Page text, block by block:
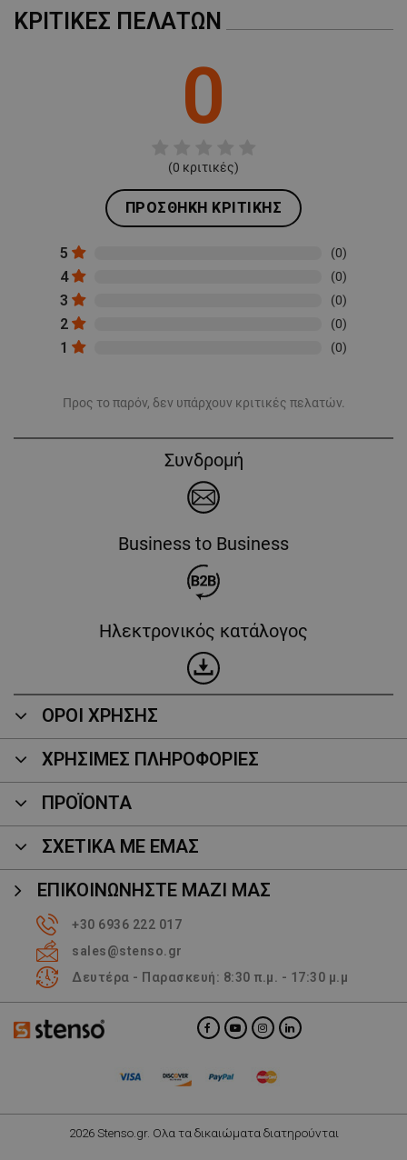
ΚΡΙΤΙΚΈΣ ΠΕΛΑΤΏΝ
0
(0 κριτικές)
ΠΡΟΣΘΉΚΗ ΚΡΙΤΙΚΉΣ
5 (0)
4 (0)
3 (0)
2 (0)
1 (0)
Προς το παρόν, δεν υπάρχουν κριτικές πελατών.
Συνδρομή
Business to Business
Ηλεκτρονικός κατάλογος
ΟΡΟΙ ΧΡΗΣΗΣ
ΧΡΗΣΙΜΕΣ ΠΛΗΡΟΦΟΡΙΕΣ
ΠΡΟΪΌΝΤΑ
ΣΧΕΤΙΚΑ ΜΕ ΕΜΑΣ
ΕΠΙΚΟΙΝΩΝΉΣΤΕ ΜΑΖΊ ΜΑΣ
+30 6936 222 017
sales@stenso.gr
Δευτέρα - Παρασκευή: 8:30 π.μ. - 17:30 μ.μ
2026 Stenso.gr. Ολα τα δικαιώματα διατηρούνται